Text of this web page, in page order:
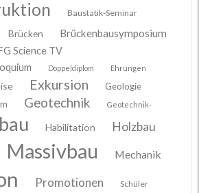
Baustatik-Seminar
Brücken Brückenbausymposium
Science TV
Doppeldiplom Ehrungen
Exkursion
Geologie
Geotechnik Geotechnik-
Habilitation Holzbau
Massivbau Mechanik
Promotionen Schüler